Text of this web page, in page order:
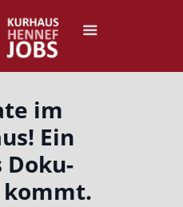
im
Ein
Doku-
kommt.